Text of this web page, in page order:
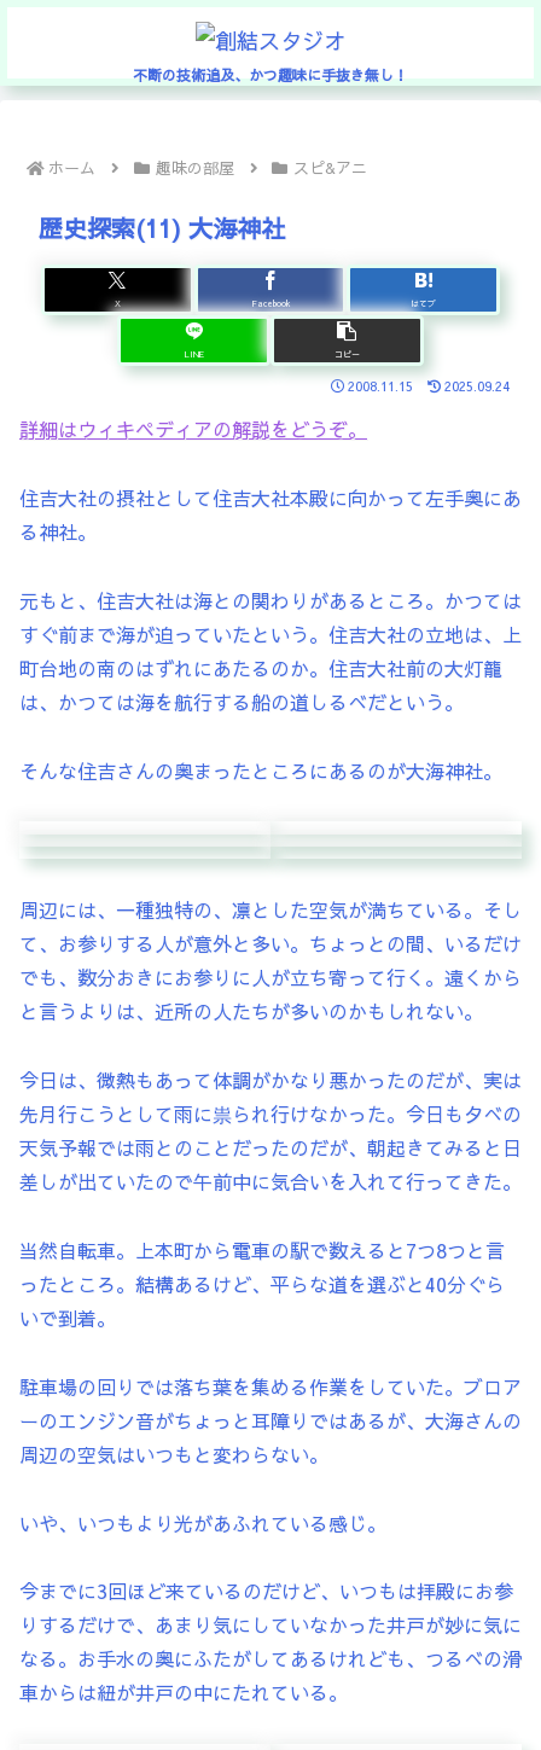
不断の技術追及、かつ趣味に手抜き無し！
ホーム 趣味の部屋 スピ&アニ
歴史探索(11) 大海神社
X Facebook はてブ
LINE コピー
2008.11.15 2025.09.24
詳細はウィキペディアの解説をどうぞ。
住吉大社の摂社として住吉大社本殿に向かって左手奥にあ
る神社。
元もと、住吉大社は海との関わりがあるところ。かつては
すぐ前まで海が迫っていたという。住吉大社の立地は、上
町台地の南のはずれにあたるのか。住吉大社前の大灯籠
は、かつては海を航行する船の道しるべだという。
そんな住吉さんの奥まったところにあるのが大海神社。
周辺には、一種独特の、凛とした空気が満ちている。そし
て、お参りする人が意外と多い。ちょっとの間、いるだけ
でも、数分おきにお参りに人が立ち寄って行く。遠くから
と言うよりは、近所の人たちが多いのかもしれない。
今日は、微熱もあって体調がかなり悪かったのだが、実は
先月行こうとして雨に祟られ行けなかった。今日も夕べの
天気予報では雨とのことだったのだが、朝起きてみると日
差しが出ていたので午前中に気合いを入れて行ってきた。
当然自転車。上本町から電車の駅で数えると7つ8つと言
ったところ。結構あるけど、平らな道を選ぶと40分ぐら
いで到着。
駐車場の回りでは落ち葉を集める作業をしていた。ブロア
ーのエンジン音がちょっと耳障りではあるが、大海さんの
周辺の空気はいつもと変わらない。
いや、いつもより光があふれている感じ。
今までに3回ほど来ているのだけど、いつもは拝殿にお参
りするだけで、あまり気にしていなかった井戸が妙に気に
なる。お手水の奥にふたがしてあるけれども、つるべの滑
車からは紐が井戸の中にたれている。